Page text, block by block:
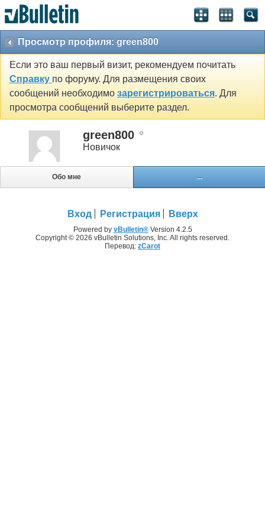
Просмотр профиля: green800
Если это ваш первый визит, рекомендуем почитать
Справку по форуму. Для размещения своих
сообщений необходимо зарегистрироваться. Для
просмотра сообщений выберите раздел.
green800
Новичок
Обо мне ...
Вход Регистрация Вверх
Powered by vBulletin®Version 4.2.5
Copyright © 2026 vBulletin Solutions, Inc. All rights reserved.
Перевод: zCarot